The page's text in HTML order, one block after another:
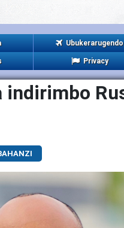
Ubukerarugendo
Privacy
indirimbo